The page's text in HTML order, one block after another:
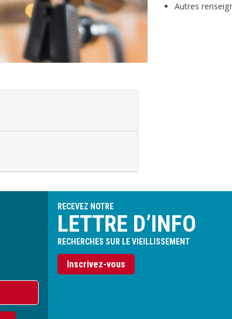
Autres
RECEVEZ NOTRE
LETTRE D’INFO
RECHERCHES SUR LE VIEILLISSEMENT
Inscrivez-vous